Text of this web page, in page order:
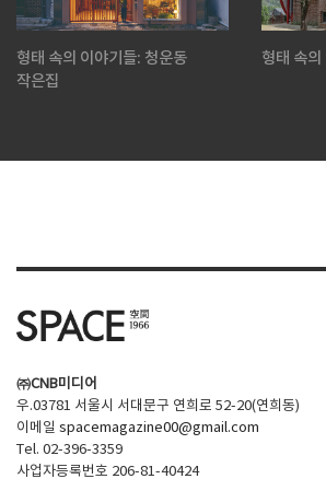
형태 속의 이야기들: 청운동
작은집
형태 속
㈜CNB미디어
우.03781 서울시 서대문구 연희로 52-20(연희동)
이메일 spacemagazine00@gmail.com
Tel. 02-396-3359
사업자등록번호 206-81-40424